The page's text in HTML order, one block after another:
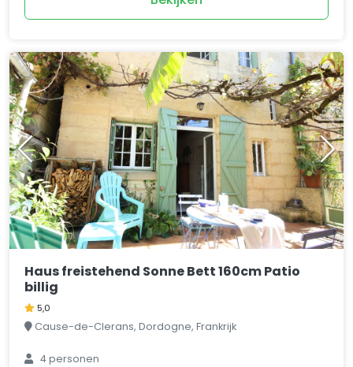
Haus freistehend Sonne Bett 160cm Patio
billig
5,0
Cause-de-Clerans, Dordogne, Frankrijk
4 personen